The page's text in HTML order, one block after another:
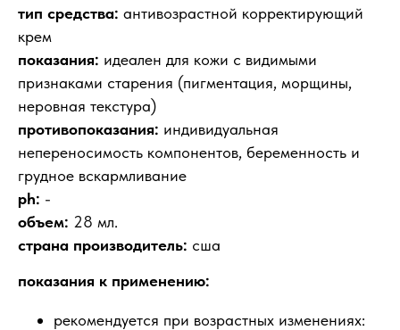
тип средства: антивозрастной корректирующий
крем
показания: идеален для кожи с видимыми
признаками старения (пигментация, морщины,
неровная текстура)
противопоказания: индивидуальная
непереносимость компонентов, беременность и
грудное вскармливание
ph: -
объем: 28 мл.
страна производитель: сша
показания к применению:
рекомендуется при возрастных изменениях: